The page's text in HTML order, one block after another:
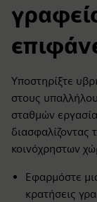
Υποστηρίξτε
στους
σταθμών
διασφαλίζοντας
κοινόχρηστων
Εφαρμόστε
κρατήσεις